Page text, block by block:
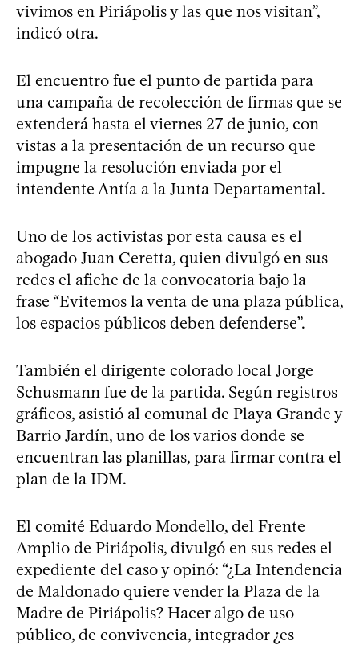
vivimos en Piriápolis y las que nos visitan”,
indicó otra.
El encuentro fue el punto de partida para
una campaña de recolección de firmas que se
extenderá hasta el viernes 27 de junio, con
vistas a la presentación de un recurso que
impugne la resolución enviada por el
intendente Antía a la Junta Departamental.
Uno de los activistas por esta causa es el
abogado Juan Ceretta, quien divulgó en sus
redes el afiche de la convocatoria bajo la
frase “Evitemos la venta de una plaza pública,
los espacios públicos deben defenderse”.
También el dirigente colorado local Jorge
Schusmann fue de la partida. Según registros
gráficos, asistió al comunal de Playa Grande y
Barrio Jardín, uno de los varios donde se
encuentran las planillas, para firmar contra el
plan de la IDM.
El comité Eduardo Mondello, del Frente
Amplio de Piriápolis, divulgó en sus redes el
expediente del caso y opinó: “¿La Intendencia
de Maldonado quiere vender la Plaza de la
Madre de Piriápolis? Hacer algo de uso
público, de convivencia, integrador ¿es